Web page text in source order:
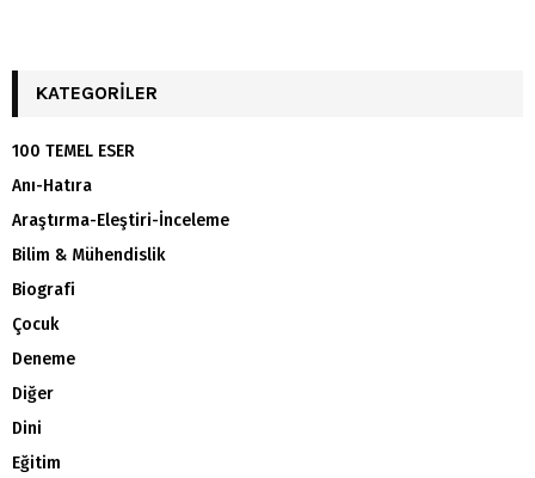
KATEGORILER
100 TEMEL ESER
Anı-Hatıra
Araştırma-Eleştiri-İnceleme
Bilim & Mühendislik
Biografi
Çocuk
Deneme
Diğer
Dini
Eğitim